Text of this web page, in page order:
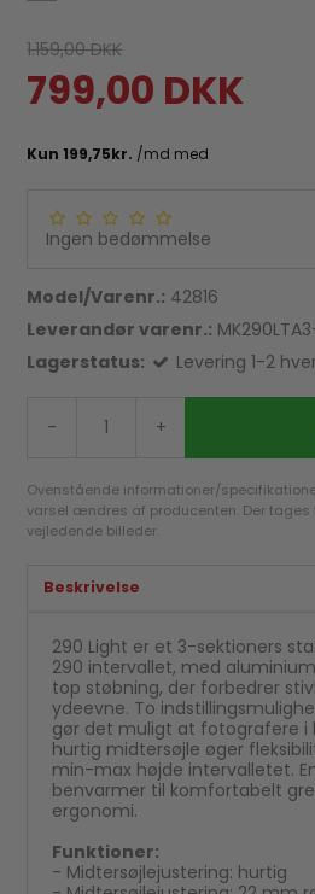
1.159,00 DKK
799,00 DKK
Ingen bedømmelse
Model/Varenr.: 42816
Leverandør varenr.:
Lagerstatus:
Levering 1-2
- +
Ovenstående informationer/
varsel ændres af producenten. Der tages
vejledende billeder.
Beskrivelse
290 Light er et 3-sektioners
290 intervallet, med
top støbning, der forbedrer
ydeevne. To
gør det muligt at fotografere i
hurtig midtersøjle øger
min-max højde intervalletet.
benvarmer til komfortabelt
ergonomi.
Funktioner:
- Midtersøjlejustering: hurtig